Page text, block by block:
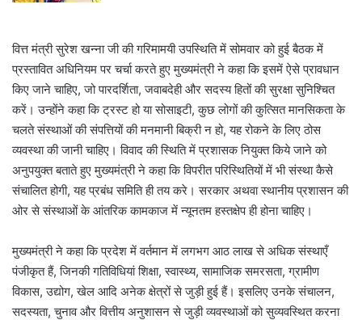
वित्त मंत्री सुरेश खन्ना जी की गरिमामयी उपस्थिति में सोमवार को हुई बैठक में
प्रस्तावित अधिनियम पर चर्चा करते हुए मुख्यमंत्री ने कहा कि इसमें ऐसे प्रावधान
किए जाने चाहिए, जो पारदर्शिता, जवाबदेही और सदस्य हितों की सुरक्षा सुनिश्चित
करें। उन्होंने कहा कि ट्रस्ट हो या सोसाइटी, कुछ लोगों की कुत्सित मानसिकता के
चलते संस्थाओं की संपत्तियों की मनमानी बिक्री न हो, यह रोकने के लिए ठोस
व्यवस्था की जानी चाहिए। विवाद की स्थिति में प्रशासक नियुक्त किये जाने को
अनुपयुक्त बताते हुए मुख्यमंत्री ने कहा कि विपरीत परिस्थितियों में भी संस्था कैसे
संचालित होगी, यह प्रबंध समिति ही तय करे। सरकार अथवा स्थानीय प्रशासन की
ओर से संस्थाओं के आंतरिक कामकाज में न्यूनतम हस्तक्षेप ही होना चाहिए।
मुख्यमंत्री ने कहा कि प्रदेश में वर्तमान में लगभग आठ लाख से अधिक संस्थाएँ
पंजीकृत हैं, जिनकी गतिविधियां शिक्षा, स्वास्थ्य, सामाजिक समरसता, ग्रामीण
विकास, उद्योग, खेल आदि अनेक क्षेत्रों से जुड़ी हुई हैं। इसलिए उनके संचालन,
सदस्यता, चुनाव और वित्तीय अनुशासन से जुड़ी व्यवस्थाओं को सुव्यवस्थित करना